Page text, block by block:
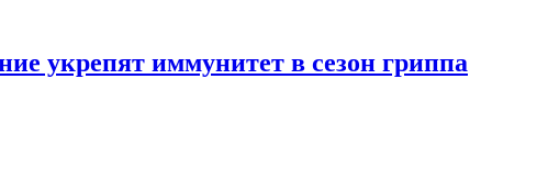
укрепят иммунитет в сезон гриппа